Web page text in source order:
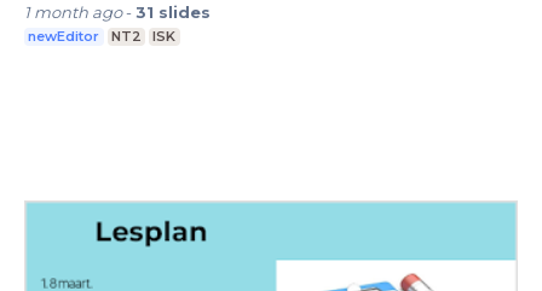
1 month ago-31 slides
newEditor NT2 ISK